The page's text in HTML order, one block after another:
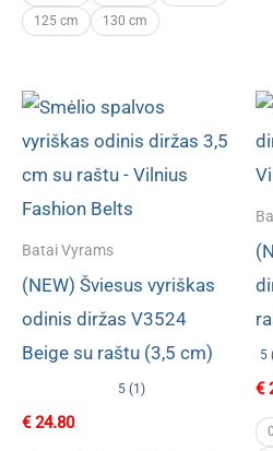
125 cm
130 cm
Batai Vyrams
(NEW) Šviesus vyriškas
odinis diržas V3524
Beige su raštu (3,5 cm)
5 (1)
€24.80
5
€